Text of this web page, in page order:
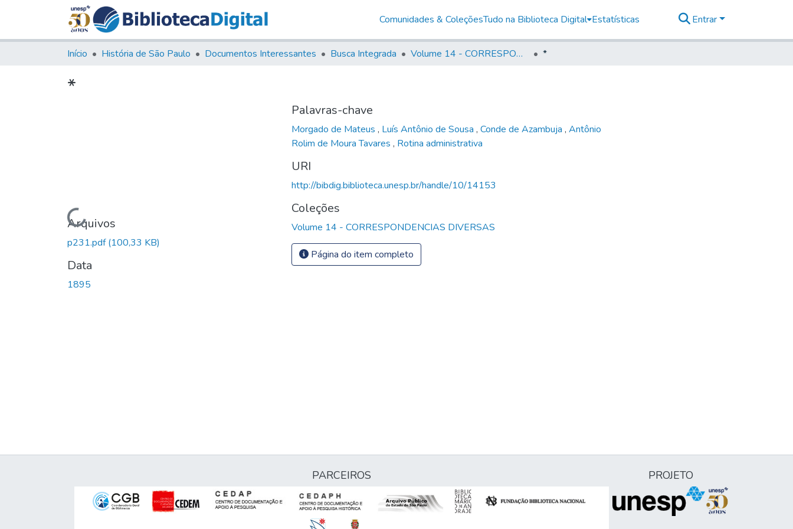
Comunidades & ColeçõesTudo na Biblioteca Digital Estatísticas Entrar
Início História de São Paulo Documentos Interessantes Busca Integrada Volume 14 - CORRESPONDENCIAS DIVERSAS *
*
Carregando...
Arquivos
p231.pdf(100,33 KB)
Data
1895
Palavras-chave
Morgado de Mateus , Luís Antônio de Sousa , Conde de Azambuja , Antônio
Rolim de Moura Tavares , Rotina administrativa
URI
http://bibdig.biblioteca.unesp.br/handle/10/14153
Coleções
Volume 14 - CORRESPONDENCIAS DIVERSAS
Página do item completo
PARCEIROS PROJETO